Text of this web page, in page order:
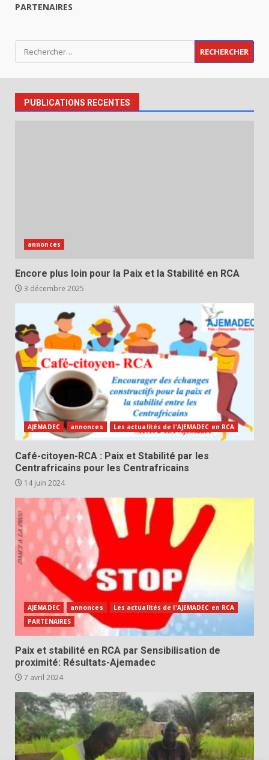
PARTENAIRES
Rechercher :
PUBLICATIONS RECENTES
annonces
Encore plus loin pour la Paix et la Stabilité en RCA
3 décembre 2025
AJEMADEC annonces Les actualités de l'AJEMADEC en RCA
Café-citoyen-RCA : Paix et Stabilité par les
Centrafricains pour les Centrafricains
14 juin 2024
AJEMADEC annonces
Les actualités de l'AJEMADEC en RCA
PARTENAIRES
Paix et stabilité en RCA par Sensibilisation de
proximité: Résultats-Ajemadec
7 avril 2024